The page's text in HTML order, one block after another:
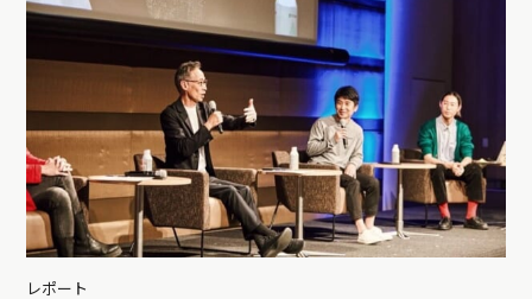
レポート